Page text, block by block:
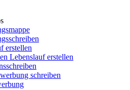
erstellen
Lebenslauf erstellen
schreiben